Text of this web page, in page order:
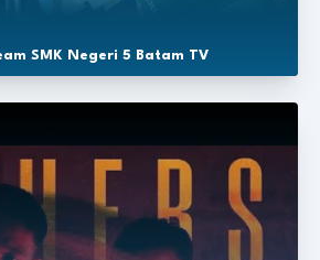
SMK Negeri 5 Batam TV